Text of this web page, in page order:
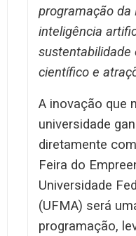
programação da
inteligência
sustentabilidade
científico e
A inovação que
universidade
diretamente
Feira do
Universidade
(UFMA) será
programação,